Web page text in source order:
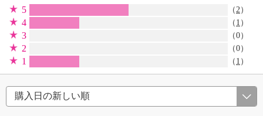
5 （2）
4 （ 1 ）
3 （0）
2 （0）
1 （ 1 ）